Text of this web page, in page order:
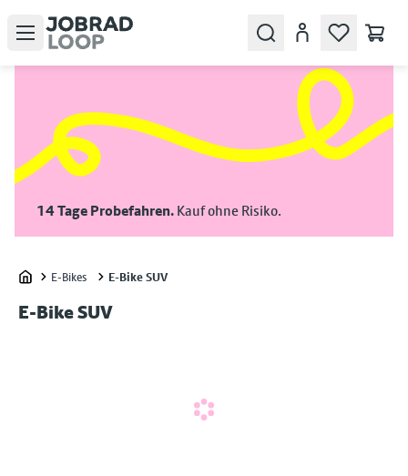
Open menu SearchKonto
14 Tage Probefahren.Kauf ohne Risiko.
E-Bikes E-Bike SUV
E-Bike SUV